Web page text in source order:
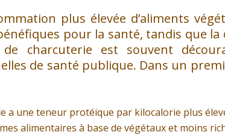
plus élevée d’aliments
pour la santé, tandis que la
charcuterie est souvent
de santé publique. Dans un
a une teneur protéique par kilocalorie plus
alimentaires à base de végétaux et moins